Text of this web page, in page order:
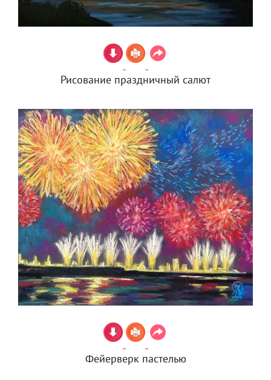
Рисование праздничный салют
Фейерверк пастелью